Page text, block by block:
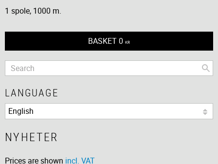
1 spole, 1000 m.
BASKET 0 KR
LANGUAGE
NYHETER
Prices are shown incl. VAT